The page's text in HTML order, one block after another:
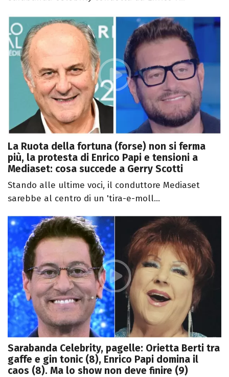
La Ruota della fortuna (forse) non si ferma
più, la protesta di Enrico Papi e tensioni a
Mediaset: cosa succede a Gerry Scotti
Stando alle ultime voci, il conduttore Mediaset
sarebbe al centro di un 'tira-e-moll...
Sarabanda Celebrity, pagelle: Orietta Berti tra
gaffe e gin tonic (8), Enrico Papi domina il
caos (8). Ma lo show non deve finire (9)